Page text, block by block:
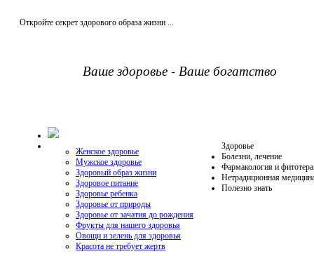
Откройте секрет здорового образа жизни ...
Ваше здоровье - Ваше богатство
Здоровье
Женское здоровье
Мужское здоровье
Здоровый образ жизни
Здоровое питание
Здоровье ребенка
Здоровье от природы
Здоровье от зачатия до рождения
Фрукты для нашего здоровья
Овощи и зелень для здоровья
Красота не требует жертв
Болезни, лечение
Фармакология и
Нетрадиционная
Полезно знать